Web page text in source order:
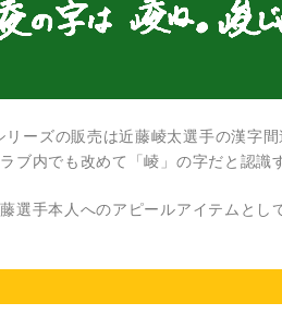
リーズの販売は近藤崚太選手の漢字
ブ内でも改めて「崚」の字だと認識
手本人へのアピールアイテムとし